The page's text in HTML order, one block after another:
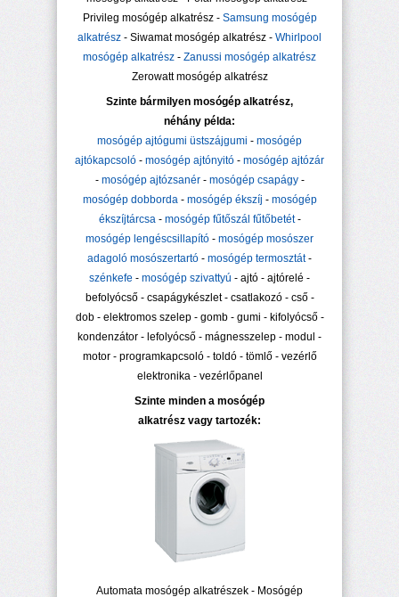
Privileg mosógép alkatrész - Samsung mosógép
alkatrész - Siwamat mosógép alkatrész - Whirlpool
mosógép alkatrész - Zanussi mosógép alkatrész
Zerowatt mosógép alkatrész
Szinte bármilyen mosógép alkatrész,
néhány példa:
mosógép ajtógumi üstszájgumi - mosógép
ajtókapcsoló - mosógép ajtónyitó - mosógép ajtózár
- mosógép ajtózsanér- mosógép csapágy-
mosógép dobborda- mosógép ékszíj - mosógép
ékszíjtárcsa- mosógép fűtőszál fűtőbetét-
mosógép lengéscsillapító - mosógép mosószer
adagoló mosószertartó - mosógép termosztát-
szénkefe - mosógép szivattyú - ajtó - ajtórelé -
befolyócső - csapágykészlet - csatlakozó - cső -
dob - elektromos szelep - gomb - gumi - kifolyócső -
kondenzátor - lefolyócső - mágnesszelep - modul -
motor - programkapcsoló - toldó - tömlő - vezérlő
elektronika - vezérlőpanel
Szinte minden a mosógép
alkatrész vagy tartozék:
Automata mosógép alkatrészek - Mosógép